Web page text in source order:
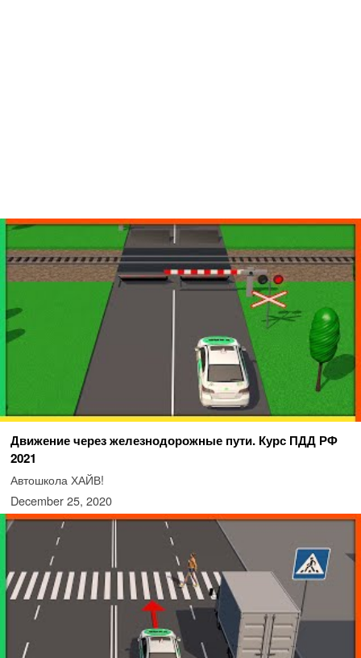
Движение через железнодорожные пути. Курс ПДД РФ
2021
Автошкола ХАЙВ!
December 25, 2020